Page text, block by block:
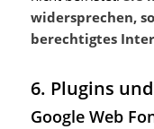
widersprechen,
berechtigtes
6. Plugins
Google Web